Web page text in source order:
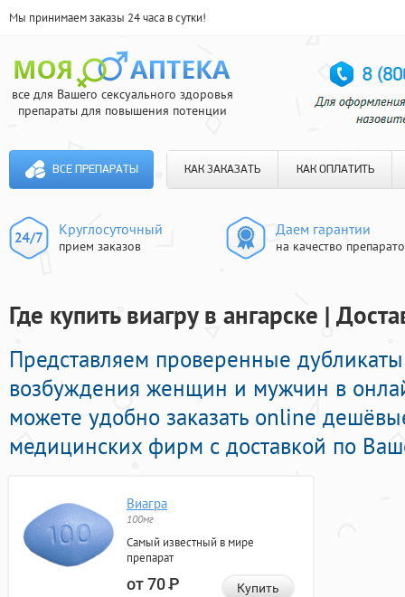
Мы принимаем заказы 24 часа в сутки!
все для Вашего сексуального здоровья
препараты для повышения потенции
ВСЕ ПРЕПАРАТЫ КАК ЗАКАЗАТЬ КАК ОПЛАТИТЬ
Круглосуточный
прием заказов
Даем гарантии
на качество
Где купить виагру в ангарске |
Представляем проверенные
возбуждения женщин и мужчин в
можете удобно заказать online
медицинских фирм с доставкой по
Виагра
100мг
Самый известный в мире
препарат
от 70Р Купить